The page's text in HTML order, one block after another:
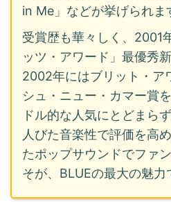
in Me」などが挙げられま
受賞歴も華々しく、2001
ッツ・アワード」最優秀
2002年にはブリット・ア
シュ・ニュー・カマー賞
ドル的な人気にとどまら
人びた音楽性で評価を高
たポップサウンドでファ
そが、BLUEの最大の魅力